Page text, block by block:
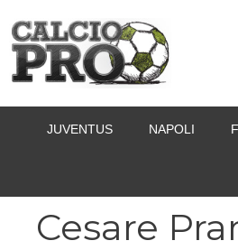
contenuto
JUVENTUS NAPOLI
Cesare